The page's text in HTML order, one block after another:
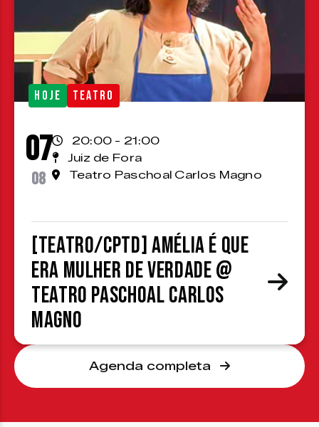
HOJE TEATRO
07
08
20:00 - 21:00
Juiz de Fora
Teatro Paschoal Carlos Magno
[TEATRO/CPTD] Amélia é que
era mulher de verdade @
Teatro Paschoal Carlos
Magno
Agenda completa